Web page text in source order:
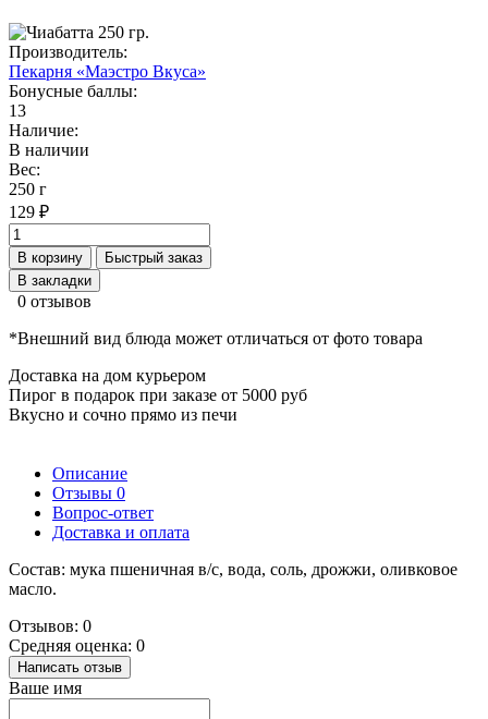
Производитель:
Пекарня «Маэстро Вкуса»
Бонусные баллы:
13
Наличие:
В наличии
Вес:
250 г
129 ₽
В корзину
Быстрый заказ
В закладки
0 отзывов
*Внешний вид блюда может отличаться от фото товара
Доставка на дом курьером
Пирог в подарок при заказе от 5000 руб
Вкусно и сочно прямо из печи
Описание
Отзывы 0
Вопрос-ответ
Доставка и оплата
Состав: мука пшеничная в/с, вода, соль, дрожжи, оливковое
масло.
Отзывов: 0
Средняя оценка: 0
Написать отзыв
Ваше имя